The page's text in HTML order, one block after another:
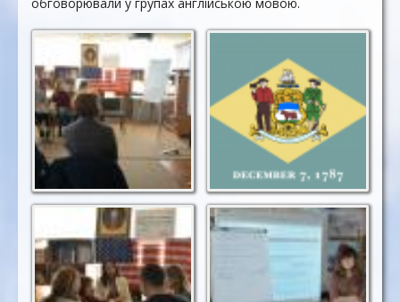
Перегляд відео про
Перший Штат
Делавер
Складаємо "дивні"
закони
Представляємо
власні ідеї